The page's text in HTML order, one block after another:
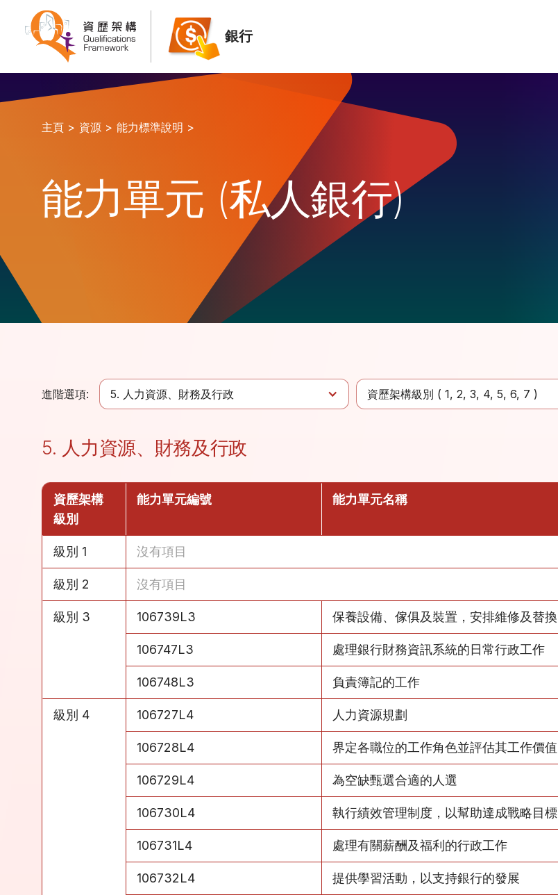
銀行
主頁 > 資源 > 能力標準說明 >
能力單元 (私人銀行)
進階選項: 5. 人力資源、財務及行政 資歷架構級別 ( 1 2 3 4 5 6 7 )
5. 人力資源、財務及行政
資歷架構
級別
能力單元編號 能力單元名稱
級別 1 沒有項目
級別 2 沒有項目
級別 3 106739L3 保養設備、傢俱及裝置，安排維修及替換
106747L3 處理銀行財務資訊系統的日常行政工作
106748L3 負責簿記的工作
級別 4 106727L4 人力資源規劃
106728L4 界定各職位的工作角色並評估其工作價值
106729L4 為空缺甄選合適的人選
106730L4 執行績效管理制度，以幫助達成戰略目標
106731L4 處理有關薪酬及福利的行政工作
106732L4 提供學習活動，以支持銀行的發展